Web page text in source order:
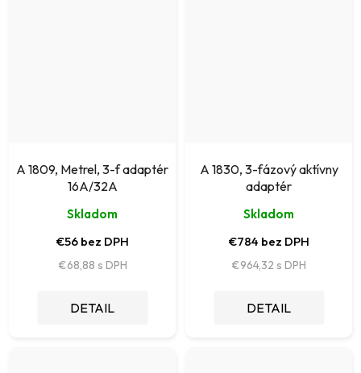
A 1809, Metrel, 3-f adaptér
16A/32A
Skladom
€56 bez DPH
€68,88
DETAIL
A 1830, 3-fázový aktívny
adaptér
Skladom
€784 bez DPH
€964,32
DETAIL